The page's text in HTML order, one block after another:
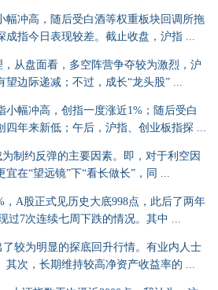
冲高，随后受白酒等权重板块回调所拖
成指今日表现较差。截止收盘，沪指 ...
从盘面看，多空阵营争夺较为激烈，沪
边际递减；不过，成长“龙头股” ...
幅冲高，创指一度涨近1%；随后受白
四年来新低；午后，沪指、创业板指探 ...
约反弹的主要因素。即，对于利空因
在“望远镜”下“看长做长”，同 ...
A股正式见历史大底998点，此后了两年
过7次连续七周下跌的情况。其中 ...
较为明显的探底回升行情。有业内人士
次，长期维持较高净资产收益率的 ...